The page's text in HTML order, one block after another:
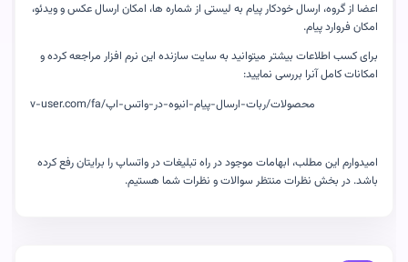
اعضا از گروه، ارسال خودکار پیام به لیستی از شماره ها، امکان ارسال عکس و ویدئو،
امکان فروارد پیام.
برای کسب اطلاعات بیشتر میتوانید به سایت سازنده این نرم افزار مراجعه کرده و
امکانات کامل آنرا بررسی نمایید:
v-user.com/fa/محصولات/ربات-ارسال-پیام-انبوه-در-واتس-اپ
امیدوارم این مطلب، ابهامات موجود در راه تبلیغات در واتساپ را برایتان رفع کرده
باشد. در بخش نظرات منتظر سوالات و نظرات شما هستیم.